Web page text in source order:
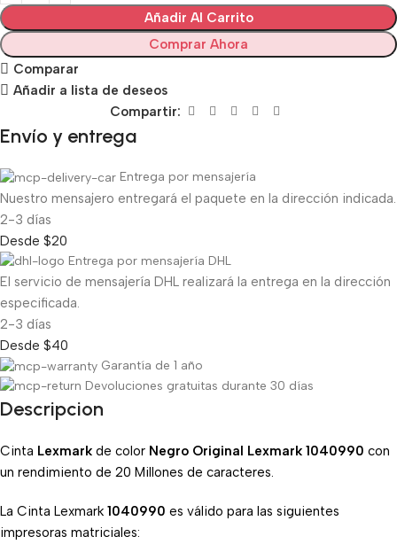
Añadir Al Carrito
Comprar Ahora
Comparar
Añadir a lista de deseos
Compartir:
Envío y entrega
Entrega por mensajería
Nuestro mensajero entregará el paquete en la dirección indicada.
2-3 días
Desde $20
Entrega por mensajería DHL
El servicio de mensajería DHL realizará la entrega en la dirección
especificada.
2-3 días
Desde $40
Garantía de 1 año
Devoluciones gratuitas durante 30 días
Descripcion
Cinta Lexmark de color Negro Original Lexmark 1040990 con
un rendimiento de 20 Millones de caracteres.
La Cinta Lexmark 1040990 es válido para las siguientes
impresoras matriciales: